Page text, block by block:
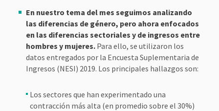
En nuestro tema del mes seguimos analizando
las diferencias de género, pero ahora enfocados
en las diferencias sectoriales y de ingresos entre
hombres y mujeres.Para ello, se utilizaron los
datos entregados por la Encuesta Suplementaria de
Ingresos (NESI) 2019. Los principales hallazgos son:
Los sectores que han experimentado una
contracción más alta (en promedio sobre el 30%)